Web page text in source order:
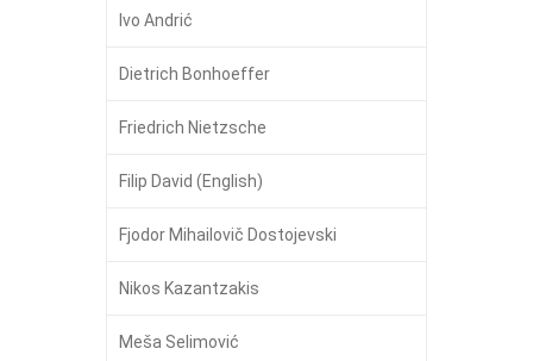
Ivo Andrić
Dietrich Bonhoeffer
Friedrich Nietzsche
Filip David (English)
Fjodor Mihailovič Dostojevski
Nikos Kazantzakis
Meša Selimović